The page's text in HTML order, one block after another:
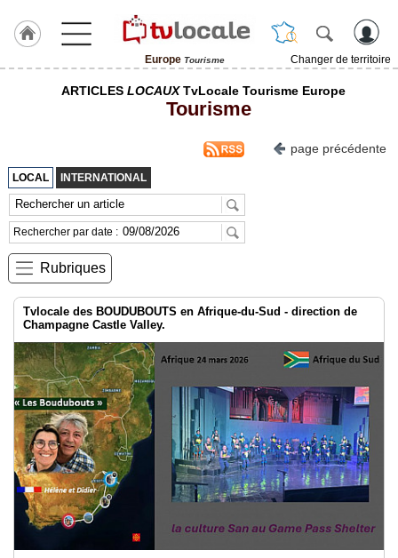
Europe Tourisme
Changer de territoire
TvLocale
France
RUBRIQUES
Agenda
Gazette
Vidéos
Médias
du
groupe
Blogs
Prémium
annuaire
ARTICLES LOCAUXTvLocale Tourisme Europe
Tourisme
page précédente
LOCAL INTERNATIONAL
Rechercher par date :
Rubriques
Tvlocale des BOUDUBOUTS en Afrique-du-Sud - direction de
Champagne Castle Valley.